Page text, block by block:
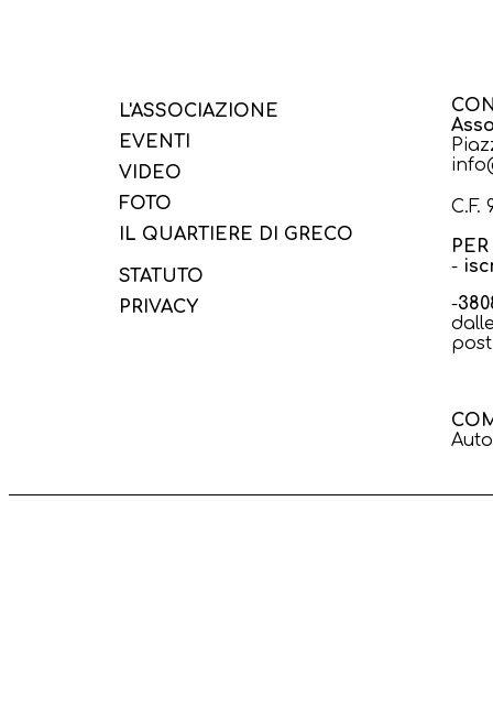
L'ASSOCIAZIONE
EVENTI
VIDEO
FOTO
IL QUARTIERE DI GRECO
STATUTO
PRIVACY
C.F.
-
-